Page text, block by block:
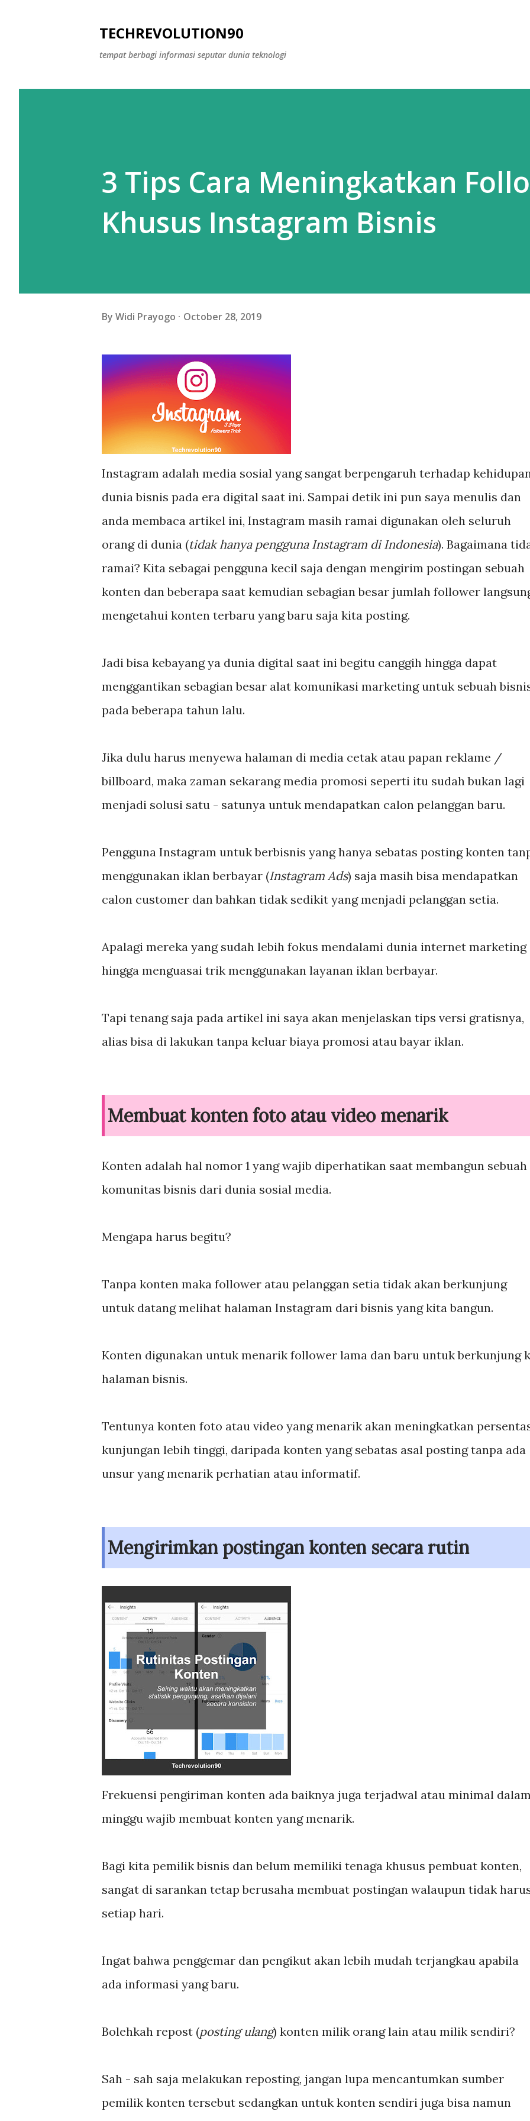
TECHREVOLUTION90
tempat berbagi informasi seputar dunia teknologi
3 Tips Cara Meningkatkan
Khusus Instagram Bisnis
By Widi Prayogo October 28, 2019
Instagram adalah media sosial yang sangat berpengaruh terhadap
dunia bisnis pada era digital saat ini. Sampai detik ini pun saya menulis dan
anda membaca artikel ini, Instagram masih ramai digunakan oleh seluruh
orang di dunia (tidak hanya pengguna Instagram di Indonesia). Bagaimana
ramai? Kita sebagai pengguna kecil saja dengan mengirim postingan sebuah
konten dan beberapa saat kemudian sebagian besar jumlah follower
mengetahui konten terbaru yang baru saja kita posting.
Jadi bisa kebayang ya dunia digital saat ini begitu canggih hingga dapat
menggantikan sebagian besar alat komunikasi marketing untuk sebuah
pada beberapa tahun lalu.
Jika dulu harus menyewa halaman di media cetak atau papan reklame /
billboard, maka zaman sekarang media promosi seperti itu sudah bukan lagi
menjadi solusi satu - satunya untuk mendapatkan calon pelanggan baru.
Pengguna Instagram untuk berbisnis yang hanya sebatas posting konten
menggunakan iklan berbayar (Instagram Ads) saja masih bisa mendapatkan
calon customer dan bahkan tidak sedikit yang menjadi pelanggan setia.
Apalagi mereka yang sudah lebih fokus mendalami dunia internet marketing
hingga menguasai trik menggunakan layanan iklan berbayar.
Tapi tenang saja pada artikel ini saya akan menjelaskan tips versi gratisnya,
alias bisa di lakukan tanpa keluar biaya promosi atau bayar iklan.
Membuat konten foto atau video menarik
Konten adalah hal nomor 1 yang wajib diperhatikan saat membangun sebuah
komunitas bisnis dari dunia sosial media.
Mengapa harus begitu?
Tanpa konten maka follower atau pelanggan setia tidak akan berkunjung
untuk datang melihat halaman Instagram dari bisnis yang kita bangun.
Konten digunakan untuk menarik follower lama dan baru untuk berkunjung
halaman bisnis.
Tentunya konten foto atau video yang menarik akan meningkatkan
kunjungan lebih tinggi, daripada konten yang sebatas asal posting tanpa ada
unsur yang menarik perhatian atau informatif.
Mengirimkan postingan konten secara rutin
Frekuensi pengiriman konten ada baiknya juga terjadwal atau minimal
minggu wajib membuat konten yang menarik.
Bagi kita pemilik bisnis dan belum memiliki tenaga khusus pembuat konten,
sangat di sarankan tetap berusaha membuat postingan walaupun tidak
setiap hari.
Ingat bahwa penggemar dan pengikut akan lebih mudah terjangkau apabila
ada informasi yang baru.
Bolehkah repost (posting ulang) konten milik orang lain atau milik sendiri?
Sah - sah saja melakukan reposting, jangan lupa mencantumkan sumber
pemilik konten tersebut sedangkan untuk konten sendiri juga bisa namun